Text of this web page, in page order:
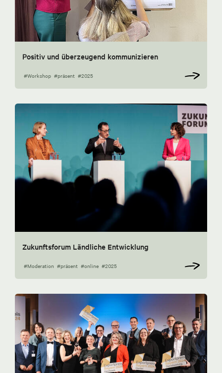
Positiv und überzeugend kommunizieren
#Workshop #präsent #2025
Zukunftsforum Ländliche Entwicklung
#Moderation #präsent #online #2025